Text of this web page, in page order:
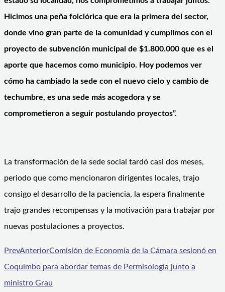
Hicimos una peña folclórica que era la primera del sector,
donde vino gran parte de la comunidad y cumplimos con el
proyecto de subvención municipal de $1.800.000 que es el
aporte que hacemos como municipio. Hoy podemos ver
cómo ha cambiado la sede con el nuevo cielo y cambio de
techumbre, es una sede más acogedora y se
comprometieron a seguir postulando proyectos”.
La transformación de la sede social tardó casi dos meses,
periodo que como mencionaron dirigentes locales, trajo
consigo el desarrollo de la paciencia, la espera finalmente
trajo grandes recompensas y la motivación para trabajar por
nuevas postulaciones a proyectos.
PrevAnteriorComisión de Economía de la Cámara sesionó en
Coquimbo para abordar temas de Permisología junto a
ministro Grau